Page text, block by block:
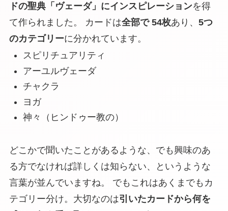
ドの聖典「ヴェーダ」にインスピレーションを得
て作られました。 カードは全部で 54枚あり、 5つ
のカテゴリーに分かれています。
スピリチュアリティ
アーユルヴェーダ
チャクラ
ヨガ
神々（ヒンドゥー教の）
どこかで聞いたことがあるような、でも興味のあ
る方でなければ詳しくは知らない、というような
言葉が並んでいますね。 でもこれはあくまでもカ
テゴリー分け。大切なのは引いたカードから何を